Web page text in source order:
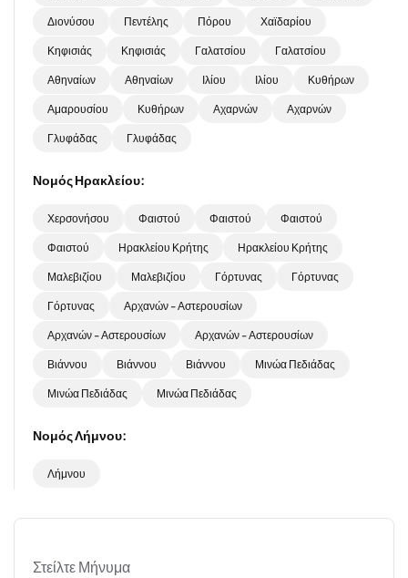
Διονύσου Πεντέλης Πόρου Χαϊδαρίου
Κηφισιάς Κηφισιάς Γαλατσίου Γαλατσίου
Αθηναίων Αθηναίων Ιλίου Ιλίου Κυθήρων
Αμαρουσίου Κυθήρων Αχαρνών Αχαρνών
Γλυφάδας Γλυφάδας
Νομός Ηρακλείου:
Χερσονήσου Φαιστού Φαιστού Φαιστού
Φαιστού Ηρακλείου Κρήτης Ηρακλείου Κρήτης
Μαλεβιζίου Μαλεβιζίου Γόρτυνας Γόρτυνας
Γόρτυνας Αρχανών - Αστερουσίων
Αρχανών - Αστερουσίων Αρχανών - Αστερουσίων
Βιάννου Βιάννου Βιάννου Μινώα Πεδιάδας
Μινώα Πεδιάδας Μινώα Πεδιάδας
Νομός Λήμνου:
Λήμνου
Στείλτε Μήνυμα